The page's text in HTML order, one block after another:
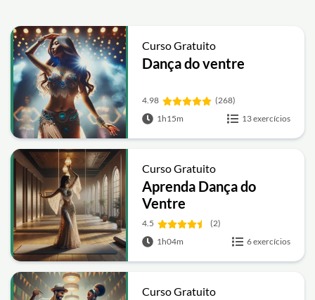
Curso Gratuito
Dança do ventre
4.98
(268)
1h15m
13 exercícios
Curso Gratuito
Aprenda Dança do
Ventre
4.5
(2)
1h04m
6 exercícios
Curso Gratuito